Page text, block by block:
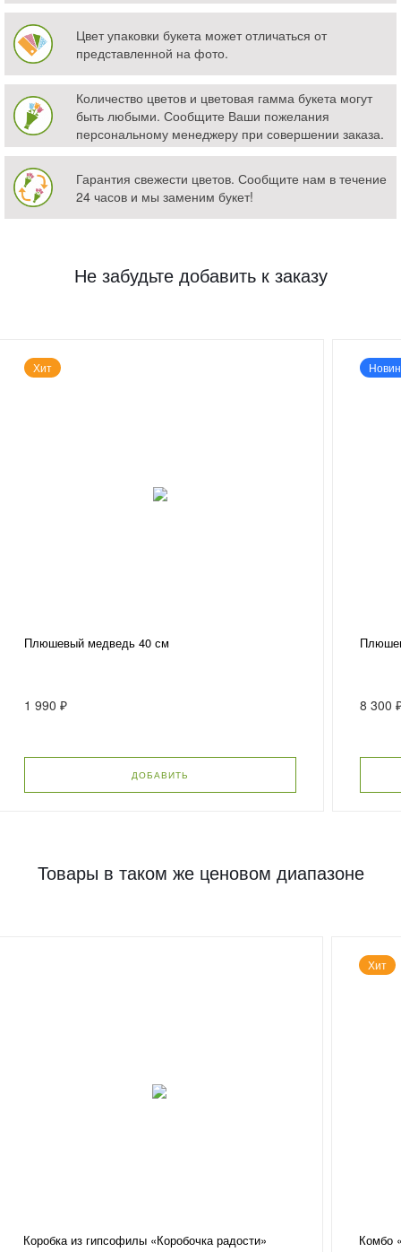
Цвет упаковки букета может отличаться от
представленной на фото.
Количество цветов и цветовая гамма букета могут
быть любыми. Сообщите Ваши пожелания
персональному менеджеру при совершении заказа.
Гарантия свежести цветов. Сообщите нам в течение
24 часов и мы заменим букет!
Не забудьте добавить к заказу
Хит
Плюшевый медведь 40 см
1 990 ₽
ДОБАВИТЬ
8 300
Товары в таком же ценовом диапазоне
Коробка из гипсофилы «Коробочка радости»
Хит
Комбо